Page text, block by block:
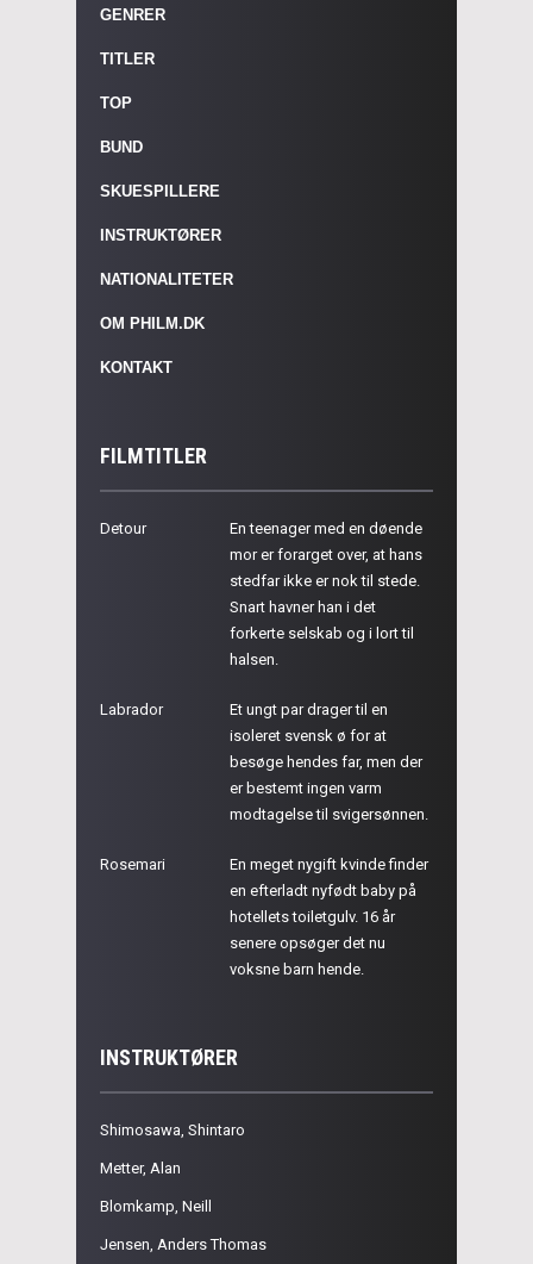
GENRER
TITLER
TOP
BUND
SKUESPILLERE
INSTRUKTØRER
NATIONALITETER
OM PHILM.DK
KONTAKT
FILMTITLER
Detour
En teenager med en døende
mor er forarget over, at hans
stedfar ikke er nok til stede.
Snart havner han i det
forkerte selskab og i lort til
halsen.
Labrador
Et ungt par drager til en
isoleret svensk ø for at
besøge hendes far, men der
er bestemt ingen varm
modtagelse til svigersønnen.
Rosemari
En meget nygift kvinde finder
en efterladt nyfødt baby på
hotellets toiletgulv. 16 år
senere opsøger det nu
voksne barn hende.
INSTRUKTØRER
Shimosawa, Shintaro
Metter, Alan
Blomkamp, Neill
Jensen, Anders Thomas